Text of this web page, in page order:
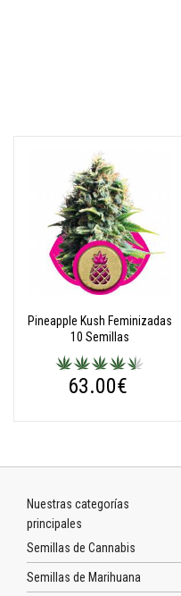
Pineapple Kush Feminizadas
10 Semillas
63.00€
Nuestras categorías
principales
Semillas de Cannabis
Semillas de Marihuana